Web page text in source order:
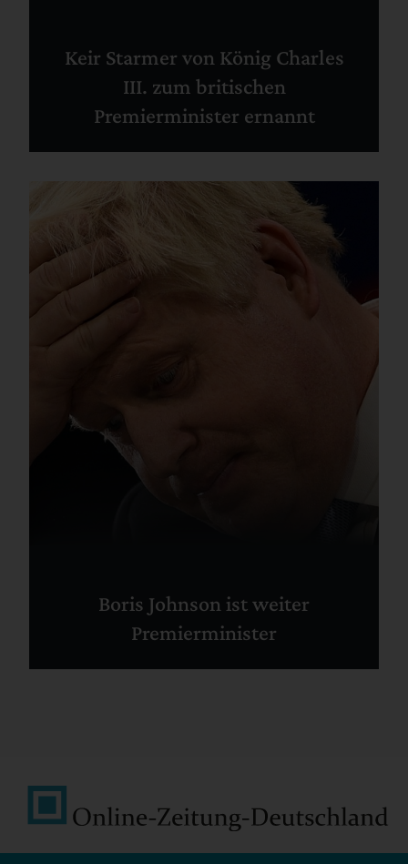
Keir Starmer von König Charles
III. zum britischen
Premierminister ernannt
Boris Johnson ist weiter
Premierminister